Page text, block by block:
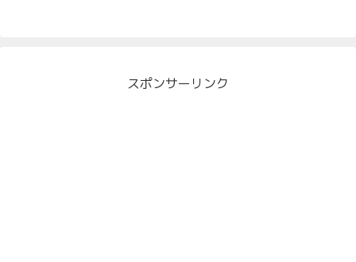
スポンサーリンク